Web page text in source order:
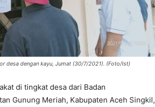
desa dengan kayu, Jumat (30/7/2021). (Foto/Ist)
di tingkat desa dari Badan
Gunung Meriah, Kabupaten Aceh Singkil,